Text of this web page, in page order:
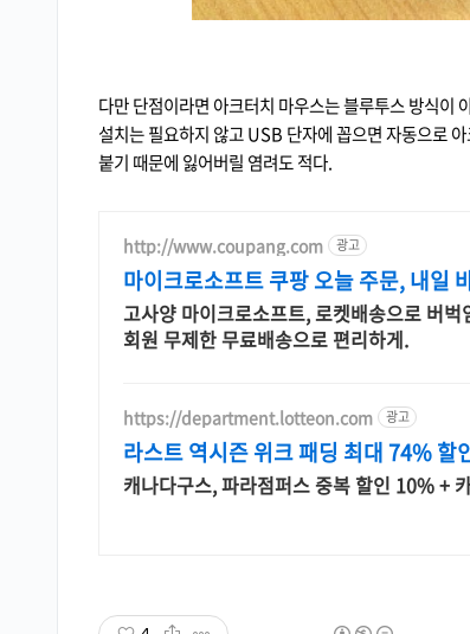
다만 단점이라면 아크터치 마우스는 블루투스 방식이
설치는 필요하지 않고 USB 단자에 꼽으면 자동으로
붙기 때문에 잃어버릴 염려도 적다.
http://www.coupang.com 광고
마이크로소프트 쿠팡 오늘 주문, 내일
고사양 마이크로소프트, 로켓배송으로 버
회원 무제한 무료배송으로 편리하게.
https://department.lotteon.com 광고
라스트 역시즌 위크 패딩 최대 74% 할
캐나다구스, 파라점퍼스 중복 할인 10% +